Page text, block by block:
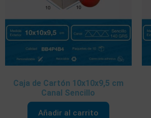
Caja de Cartón 10x10x9,5 cm
Canal Sencillo
Añadir al carrito